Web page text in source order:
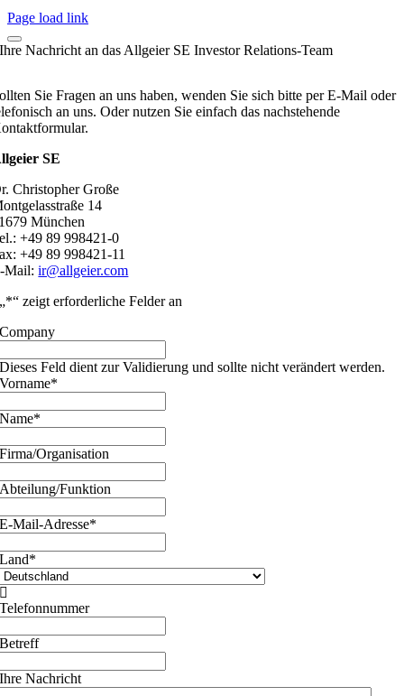
Page load link
Ihre Nachricht an das Allgeier SE Investor Relations-Team
Sie Fragen an uns haben, wenden Sie sich bitte per E-Mail oder
an uns. Oder nutzen Sie einfach das nachstehende
SE
Christopher Große
14
München
+49 89 998421-0
+49 89 998421-11
Mail:ir@allgeier.com
„*“ zeigt erforderliche Felder an
Company
Dieses Feld dient zur Validierung und sollte nicht verändert werden.
Vorname*
Name*
Firma/Organisation
Abteilung/Funktion
E-Mail-Adresse*
Land*

Telefonnummer
Betreff
Ihre Nachricht